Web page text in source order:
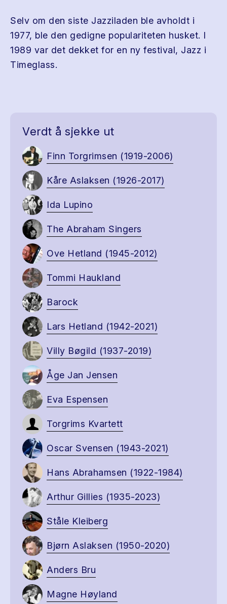
Selv om den siste Jazziladen ble avholdt i
1977, ble den gedigne populariteten husket. I
1989 var det dekket for en ny festival, Jazz i
Timeglass.
Verdt å sjekke ut
Finn Torgrimsen (1919-2006)
Kåre Aslaksen (1926-2017)
Ida Lupino
The Abraham Singers
Ove Hetland (1945-2012)
Tommi Haukland
Barock
Lars Hetland (1942-2021)
Villy Bøgild (1937-2019)
Åge Jan Jensen
Eva Espensen
Torgrims Kvartett
Oscar Svensen (1943-2021)
Hans Abrahamsen (1922-1984)
Arthur Gillies (1935-2023)
Ståle Kleiberg
Bjørn Aslaksen (1950-2020)
Anders Bru
Magne Høyland